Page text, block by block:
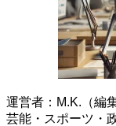
運営者：M.K.（編
芸能・スポーツ・